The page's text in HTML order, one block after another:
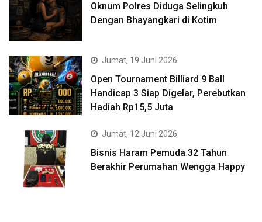
Oknum Polres Diduga Selingkuh
Dengan Bhayangkari di Kotim
Jumat, 19 Juni 2026
Open Tournament Billiard 9 Ball
Handicap 3 Siap Digelar, Perebutkan
Hadiah Rp15,5 Juta
Jumat, 12 Juni 2026
Bisnis Haram Pemuda 32 Tahun
Berakhir Perumahan Wengga Happy